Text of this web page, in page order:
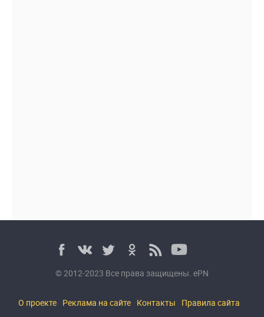
© 2012-2023 Все права защищены. ePN
О проекте Реклама на сайте Контакты Правила сайта